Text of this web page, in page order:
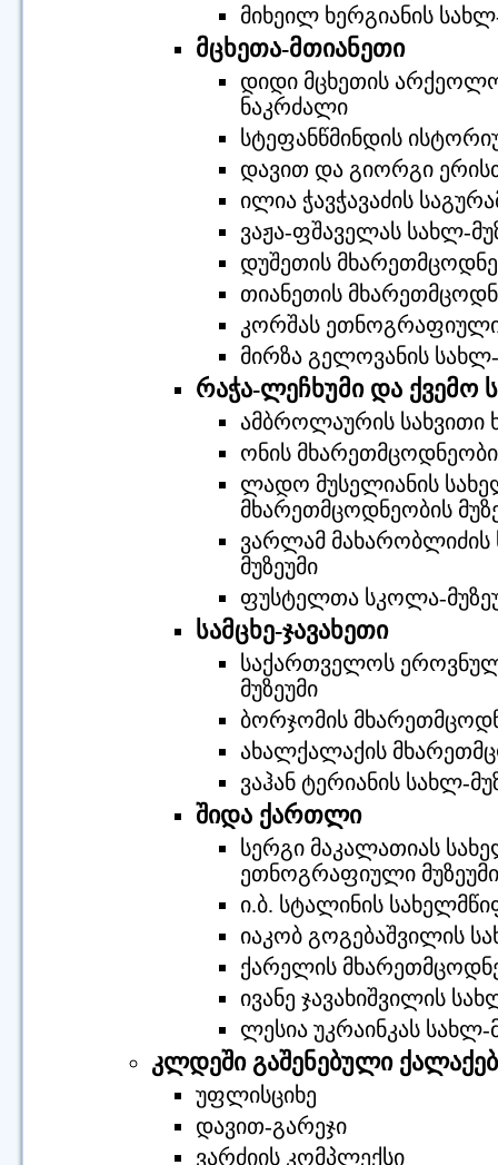
მიხეილ ხერგიანის
მცხეთა-მთიანეთი
დიდი მცხეთის
ნაკრძალი
სტეფანწმინდის
დავით და გიორგი
ილია ჭავჭავაძის
ვაჟა-ფშაველას სახლ-
დუშეთის
თიანეთის
კორშას ეთნოგრაფიული
მირზა გელოვანის სახლ-
რაჭა-ლეჩხუმი და ქვემო
ამბროლაურის სახვითი
ონის
ლადო მუსელიანის
მხარეთმცოდნეობის
ვარლამ
მუზეუმი
ფუსტელთა სკოლა-
სამცხე-ჯავახეთი
საქართველოს ეროვნული
მუზეუმი
ბორჯომის
ახალქალაქის
ვაჰან ტერიანის სახლ-
შიდა ქართლი
სერგი მაკალათიას
ეთნოგრაფიული მუზეუმი
ი.ბ. სტალინის
იაკობ გოგებაშვილის
ქარელის
ივანე ჯავახიშვილის
ლესია უკრაინკას სახლ-
კლდეში გაშენებული
უფლისციხე
დავით-გარეჯი
ვარძიის კომპლექსი